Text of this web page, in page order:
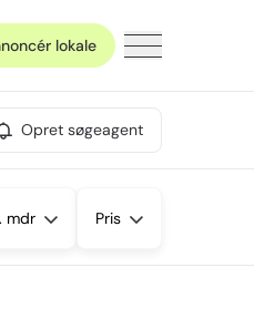
lokale
Opret søgeagent
mdr Pris